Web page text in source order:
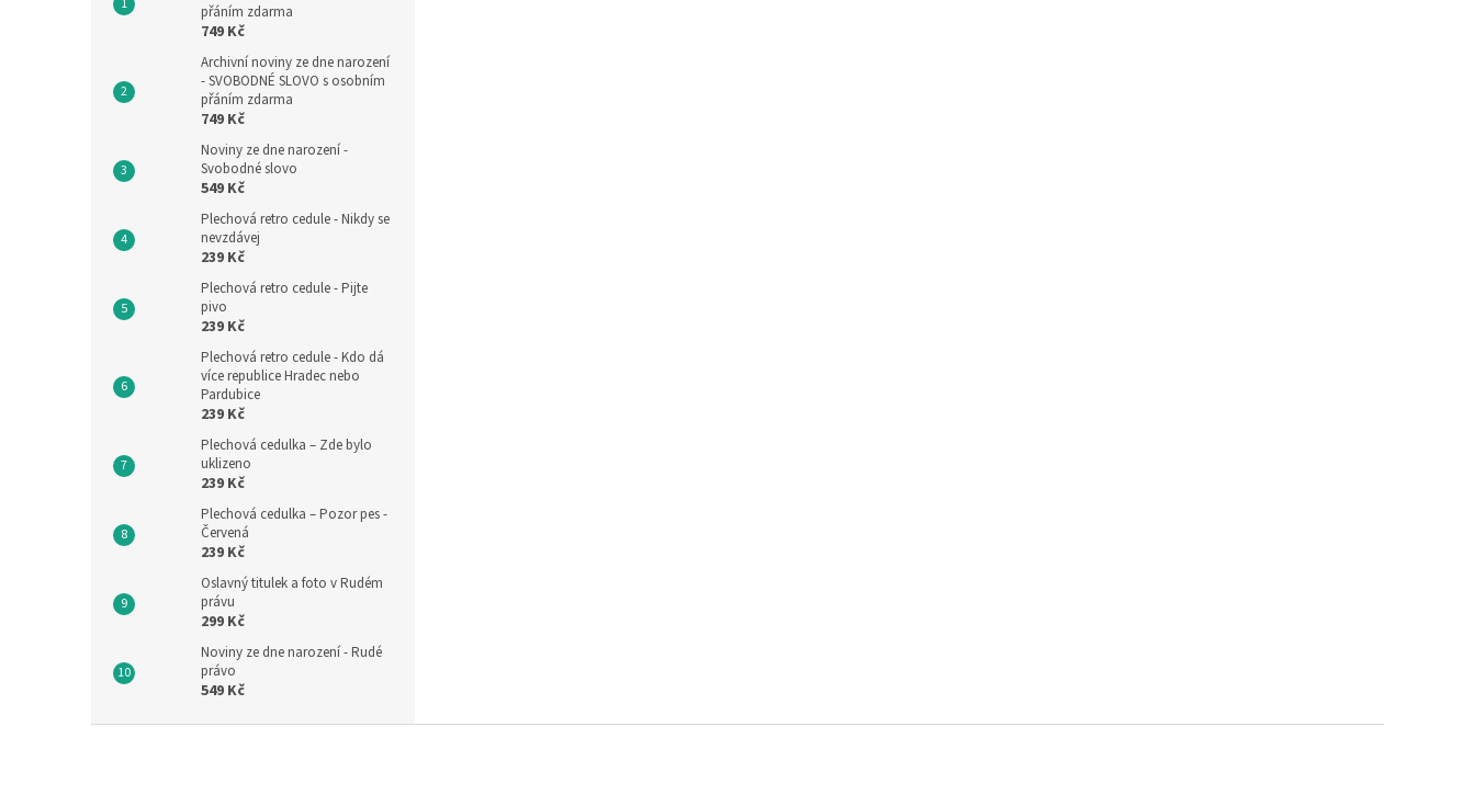
přáním zdarma
749 Kč
Archivní noviny ze dne narození
- SVOBODNÉ SLOVO s osobním
přáním zdarma
749 Kč
Noviny ze dne narození -
Svobodné slovo
549 Kč
Plechová retro cedule - Nikdy se
nevzdávej
239 Kč
Plechová retro cedule - Pijte
pivo
239 Kč
Plechová retro cedule - Kdo dá
více republice Hradec nebo
Pardubice
239 Kč
Plechová cedulka – Zde bylo
uklizeno
239 Kč
Plechová cedulka – Pozor pes -
Červená
239 Kč
Oslavný titulek a foto v Rudém
právu
299 Kč
Noviny ze dne narození - Rudé
právo
549 Kč